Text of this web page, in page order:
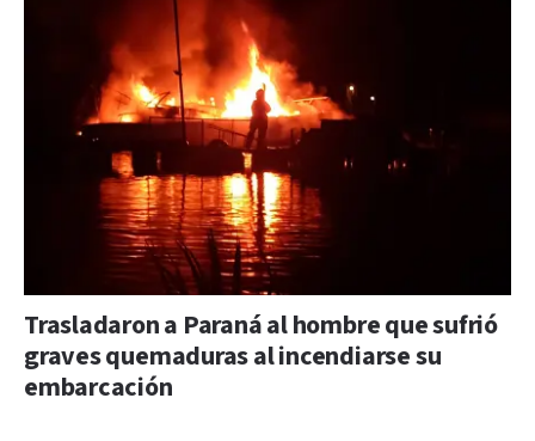
Trasladaron a Paraná al hombre que sufrió
graves quemaduras al incendiarse su
embarcación